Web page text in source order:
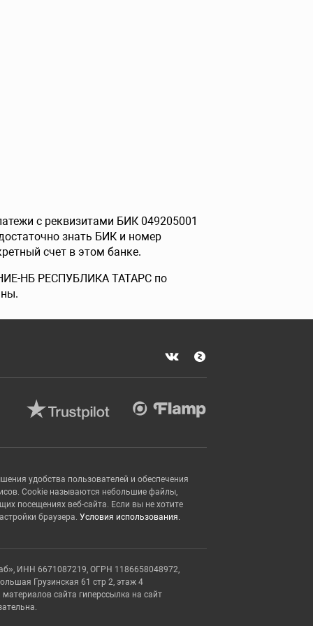
с реквизитами БИК 049205001
знать БИК и номер
счет в этом банке.
НБ РЕСПУБЛИКА ТАТАРС по
удобства пользователей и обеспечения
Cookie называются небольшие файлы,
посещениях веб-сайта. Если вы не хотите
браузера. Условия использования.
ИНН 6671087219, ОГРН 1186658048972,
Грузинская 61 стр 2, этаж 4
сайта гиперссылка на сайт